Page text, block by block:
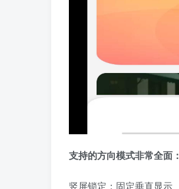
支持的方向模式非常全面：
竖屏锁定：固定垂直显示